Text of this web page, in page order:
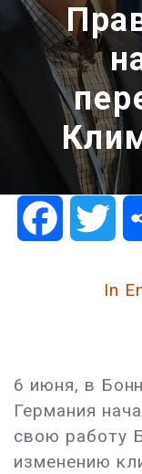
Facebook
In
6 июня, в
Германия
свою работу
изменению